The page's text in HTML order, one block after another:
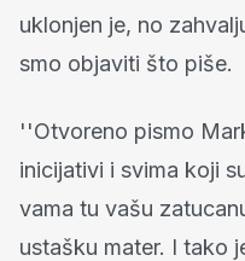
uklonjen je, no
smo objaviti što piše.
''Otvoreno pismo
inicijativi i svima koji
vama tu vašu
ustašku mater. I tako